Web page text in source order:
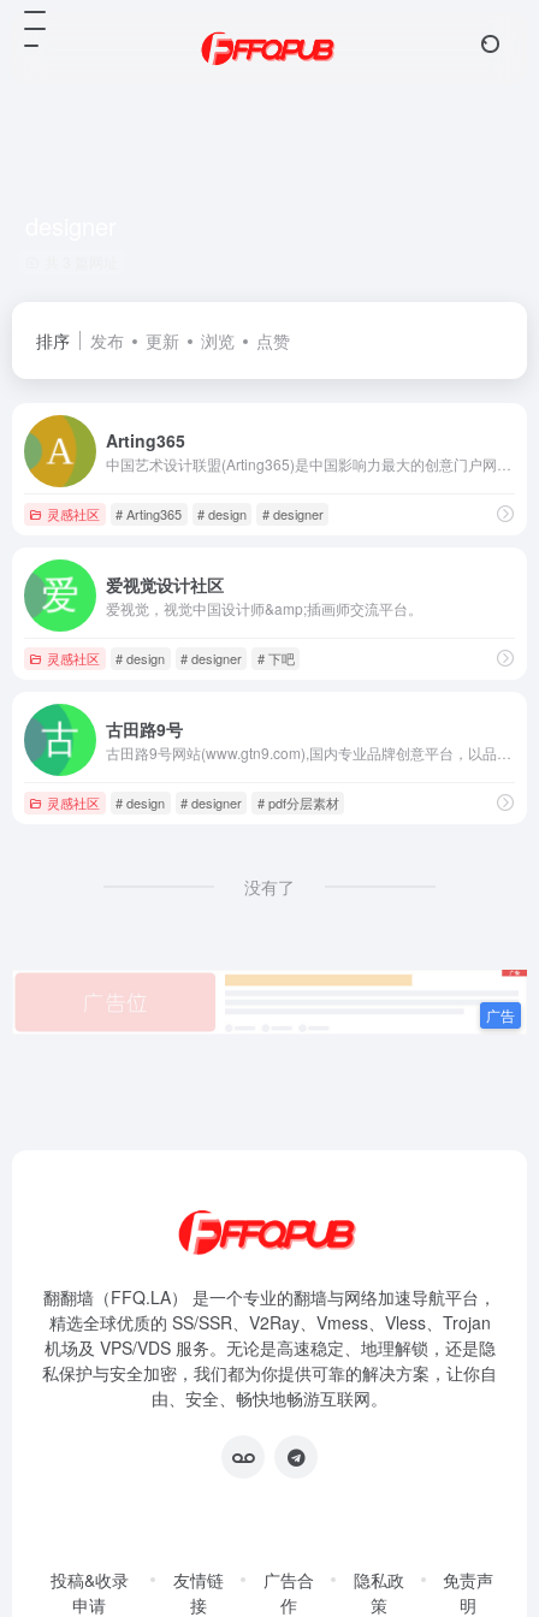
排序 发布 更新 浏览 点赞
Arting365
灵感社区 # Arting365 # design # designer
爱视觉设计社区
爱视觉，视觉中国设计师&amp;插画师交流平台。
灵感社区 # design # designer # 下吧
古田路9号
灵感社区 # design # designer # pdf分层素材
没有了
翻翻墙（FFQ.LA） 是一个专业的翻墙与网络加速导航平台，
精选全球优质的 SS/SSR、V2Ray、Vmess、Vless、Trojan
机场及 VPS/VDS 服务。无论是高速稳定、地理解锁，还是隐
私保护与安全加密，我们都为你提供可靠的解决方案，让你自
由、安全、畅快地畅游互联网。
投稿&收录
申请
友情链
接
广告合
作
隐私政
策
免责声
明